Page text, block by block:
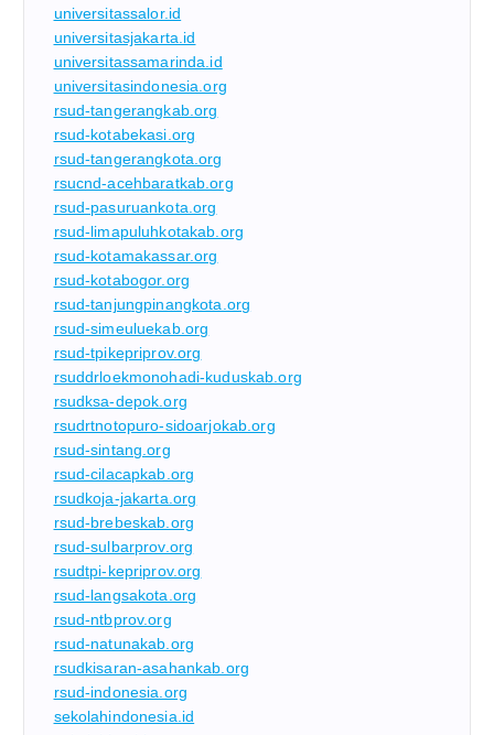
universitassalor.id
universitasjakarta.id
universitassamarinda.id
universitasindonesia.org
rsud-tangerangkab.org
rsud-kotabekasi.org
rsud-tangerangkota.org
rsucnd-acehbaratkab.org
rsud-pasuruankota.org
rsud-limapuluhkotakab.org
rsud-kotamakassar.org
rsud-kotabogor.org
rsud-tanjungpinangkota.org
rsud-simeuluekab.org
rsud-tpikepriprov.org
rsuddrloekmonohadi-kuduskab.org
rsudksa-depok.org
rsudrtnotopuro-sidoarjokab.org
rsud-sintang.org
rsud-cilacapkab.org
rsudkoja-jakarta.org
rsud-brebeskab.org
rsud-sulbarprov.org
rsudtpi-kepriprov.org
rsud-langsakota.org
rsud-ntbprov.org
rsud-natunakab.org
rsudkisaran-asahankab.org
rsud-indonesia.org
sekolahindonesia.id